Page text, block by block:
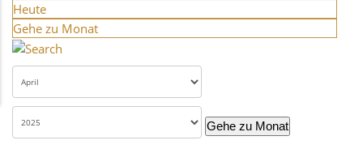
Heute
Gehe zu Monat
Gehe zu Monat